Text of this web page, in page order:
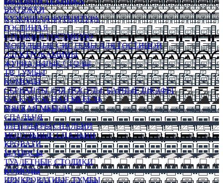
ВЫТЯЖКИ
КУХОННАЯ ФУРНИТУРА
ГОСТИНАЯ
СТЕНКИ В ГОСТИНУЮ
МОДУЛЬНЫЕ СИСТЕМЫ ДЛЯ ГОСТИНОЙ
ЭЛЕКТРОКАМИНЫ
ЖУРНАЛЬНЫЕ СТОЛЫ
ТВ ТУМБЫ
КОМОДЫ
СЕРВАНТЫ ДЛЯ ПОСУДЫ, БАРНЫЕ ШКАФЫ
БЕСКАРКАСНАЯ МЕБЕЛЬ
МЯГКАЯ МЕБЕЛЬ
СПАЛЬНЯ
ИНТЕРЬЕРЫ СПАЛЬНИ
МОДУЛЬНЫЕ СПАЛЬНИ
КРОВАТИ
МАТРАСЫ
ТУАЛЕТНЫЕ СТОЛИКИ
КОМОДЫ
ПРИКРОВАТНЫЕ ТУМБЫ